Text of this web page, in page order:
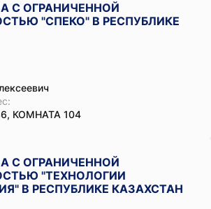
С ОГРАНИЧЕННОЙ
"СПЕКО" В РЕСПУБЛИКЕ
КОМНАТА 104
С ОГРАНИЧЕННОЙ
"ТЕХНОЛОГИИ
В РЕСПУБЛИКЕ КАЗАХСТАН